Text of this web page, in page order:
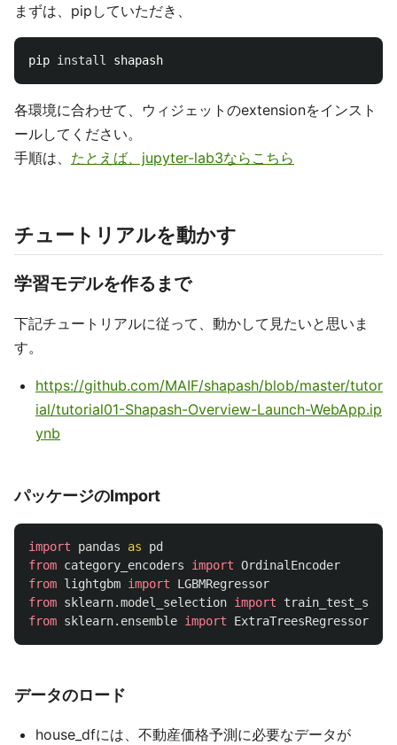
まずは、pipしていただき、
pip install
各環境に合わせて、ウィジェットのextensionをインスト
ールしてください。
手順は、 たとえば、jupyter-lab3ならこちら
チュートリアルを動かす
学習モデルを作るまで
下記チュートリアルに従って、動かして見たいと思いま
す。
https://github.com/MAIF/shapash/blob/master/tutor
ial/tutorial01-Shapash-Overview-Launch-WebApp.ip
ynb
パッケージのImport
import pandas as
pd
from category_encoders import OrdinalEncoder
from lightgbm import
LGBMRegressor
from sklearn.model_selection import
train_test_split
from sklearn.ensemble import ExtraTreesRegressor
データのロード
house_dfには、不動産価格予測に必要なデータが